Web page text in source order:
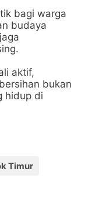
bagi warga
budaya
aktif,
bukan
hidup di
Timur